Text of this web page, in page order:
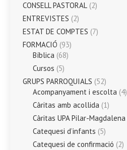
CONSELL PASTORAL (2)
ENTREVISTES (2)
ESTAT DE COMPTES (7)
FORMACIÓ (93)
Bíblica (68)
Cursos (5)
GRUPS PARROQUIALS (52)
Acompanyament i escolta (4)
Càritas amb acollida (1)
Càritas UPA Pilar-Magdalena
Catequesi d’infants (5)
Catequesi de confirmació (2)